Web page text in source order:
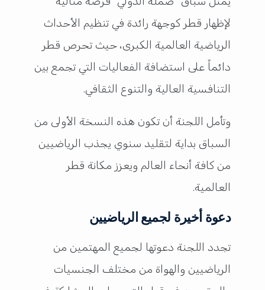
لإظهار قطر كوجهة رائدة في تنظيم الأحداث
الرياضية العالمية الكبرى، حيث تحرص قطر
دائماً على استضافة الفعاليات التي تجمع بين
التنافسية العالية والتنوع الثقافي.
وتأمل اللجنة أن تكون هذه النسخة الأولى من
السباق بداية لتقليد سنوي يجذب الرياضيين
من كافة أنحاء العالم ويعزز مكانة قطر
العالمية.
دعوة أخيرة لجميع الرياضيين
تجدد اللجنة دعوتها لجميع المهتمين من
الرياضيين والهواة من مختلف الجنسيات